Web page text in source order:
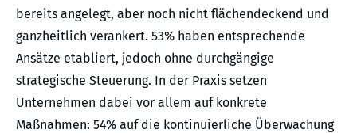
bereits angelegt, aber noch nicht flächendeckend und
ganzheitlich verankert. 53% haben entsprechende
Ansätze etabliert, jedoch ohne durchgängige
strategische Steuerung. In der Praxis setzen
Unternehmen dabei vor allem auf konkrete
Maßnahmen: 54% auf die kontinuierliche Überwachung